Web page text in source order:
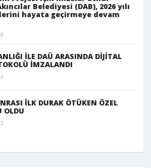
Belediyesi (DAB), 2026 yılı
hayata geçirmeye devam
İLE DAÜ ARASINDA DİJİTAL
İMZALANDI
İLK DURAK ÖTÜKEN ÖZEL
OLDU